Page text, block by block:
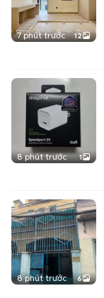
7 phút trước 12
8 phút trước 1
8 phút trước 6